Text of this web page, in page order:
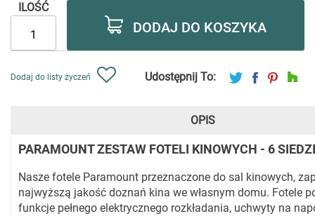
ILOŚĆ
DODAJ DO KOSZYKA
Dodaj do listy życzeń Udostępnij To:
OPIS
PARAMOUNT ZESTAW FOTELI KINOWYCH - 6
Nasze fotele Paramount przeznaczone do sal kinowych,
najwyższą jakość doznań kina we własnym domu. Fotele
funkcje pełnego elektrycznego rozkładania, uchwyty na